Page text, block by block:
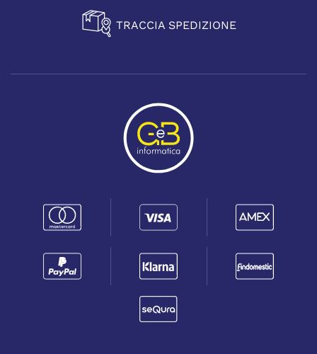
TRACCIA SPEDIZIONE